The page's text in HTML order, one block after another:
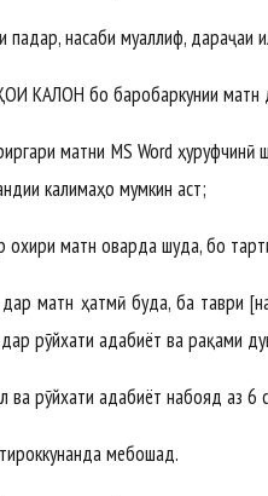
насаби муаллиф, дараҷаи
бо баробаркунии матн
матни MS Word ҳуруфчинӣ
калимаҳо мумкин аст;
матн оварда шуда, бо
ҳатмӣ буда, ба таври
рӯйхати адабиёт ва рақами
рӯйхати адабиёт набояд аз 6
мебошад.